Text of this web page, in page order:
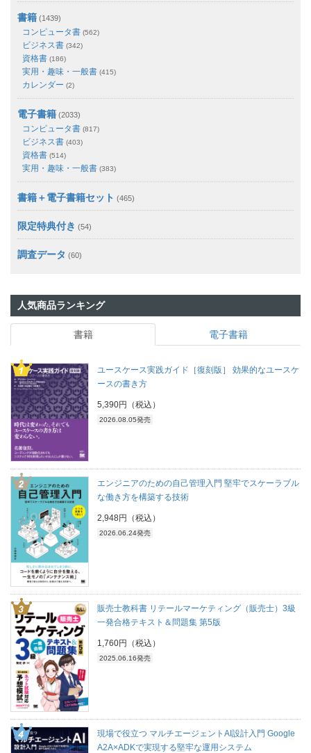
書籍 (1439)
コンピュータ書 (562)
ビジネス書 (342)
資格書 (186)
実用・趣味・一般書 (415)
カレンダー (2)
電子書籍 (2033)
コンピュータ書 (817)
ビジネス書 (403)
資格書 (514)
実用・趣味・一般書 (383)
書籍＋電子書籍セット (465)
限定特典付き (54)
調査データ (60)
人気商品ランキング
書籍 電子書籍
ユースケース実践ガイド［復刻版］ 効果的なユースケ
ースの書き方
5,390円（税込）
2026.08.05発売
エンジニアのための自己管理入門 堅牢でスケーラブル
な働き方を構築する技術
2,948円（税込）
2026.06.24発売
販売士教科書 リテールマーケティング（販売士）3級
一発合格テキスト＆問題集 第5版
1,760円（税込）
2025.06.16発売
現場で役立つ マルチエージェントAI設計入門 Google
A2A×ADKで実現する堅牢な運用システム